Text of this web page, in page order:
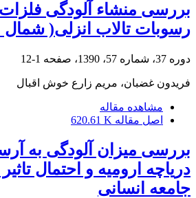
بررسی منشاء آلودگی
رسوبات تالاب انزلی( شمال
دوره 37، شماره 57، 1390، صفحه 1-12
فریدون غضبان، مریم زارع خوش اقبال
مشاهده مقاله
اصل مقاله 620.61 K
بررسی میزان آلودگی به
دریاچه ارومیه و احتمال
جامعه انسانی